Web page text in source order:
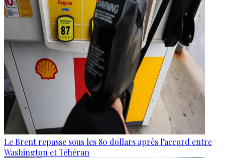
Le Brent repasse sous les 80 dollars après l’accord entre
Washington et Téhéran